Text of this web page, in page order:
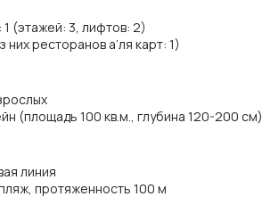
1 (этажей: 3, лифтов: 2)
ресторанов а’ля карт: 1)
(площадь 100 кв.м., глубина 120-200 см)
линия
протяженность 100 м